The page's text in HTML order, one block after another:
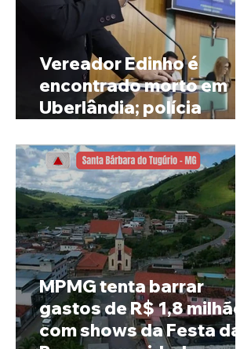
Vereador Edinho é
encontrado morto em
Uberlândia; polícia
MPMG tenta barrar
gastos de R$ 1,8 milhão
com shows da Festa da